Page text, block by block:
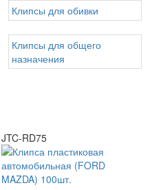
Клипсы для обивки
Клипсы для общего
назначения
JTC-RD75